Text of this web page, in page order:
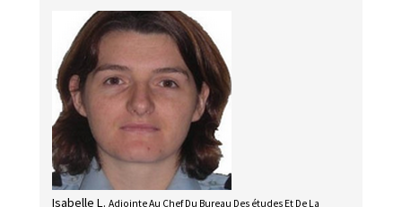
Isabelle L. Adjointe Au Chef Du Bureau Des études Et De La